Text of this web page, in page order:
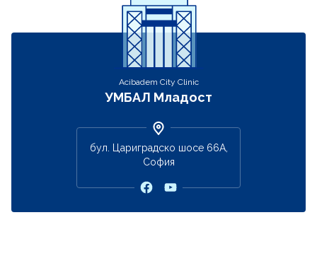
Acibadem City Clinic
УМБАЛ Младост
бул. Цариградско шосе 66А,
София